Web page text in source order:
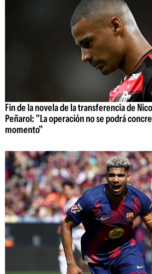
Fin de la novela de la transferencia de
Peñarol: "La operación no se podrá
momento"